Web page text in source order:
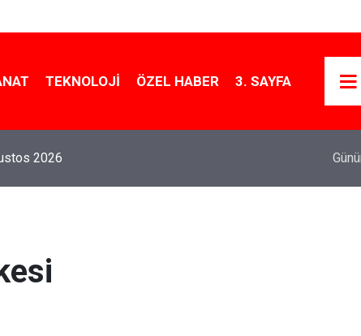
TEKNOLOJI ÖZEL HABER 3. SAYFA
2026 MKE’nin